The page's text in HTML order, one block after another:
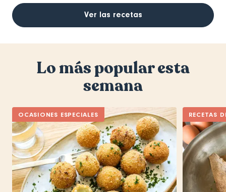
Ver las recetas
Lo más popular esta
semana
OCASIONES ESPECIALES RECETAS